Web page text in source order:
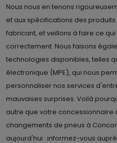
Nous nous en tenons
et aux spécifications des
fabricant, et veillons à faire ce
correctement. Nous faisons
technologies disponibles, telles
électronique (MPE), qui nous
personnaliser nos services
mauvaises surprises. Voilà
autre que votre concessionnaire
changements de pneus à
aujourd'hui : informez-vous